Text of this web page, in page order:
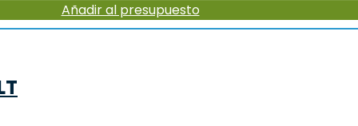
Añadir al presupuesto